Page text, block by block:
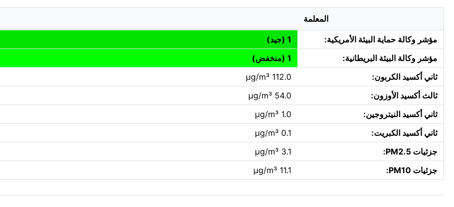
المعلمة
مؤشر وكالة حماية البيئة الأمريكية:
1 (جيد)
مؤشر وكالة البيئة البريطانية:
1 (منخفض)
ثاني أكسيد الكربون:
112.0 µg/m³
ثالث أكسيد الأوزون:
54.0 µg/m³
ثاني أكسيد النيتروجين:
1.0 µg/m³
ثاني أكسيد الكبريت:
0.1 µg/m³
جزئيات PM2.5:
3.1 µg/m³
جزئيات PM10:
11.1 µg/m³